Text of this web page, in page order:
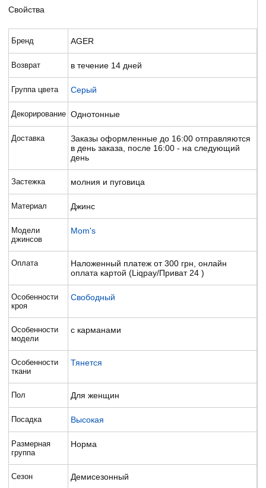
Свойства
Бренд AGER
Возврат в течение 14 дней
Группа цвета Серый
Декорирование Однотонные
Доставка
Заказы оформленные до 16:00 отправляются
в день заказа, после 16:00 - на следующий
день
Застежка молния и пуговица
Материал Джинс
Модели
джинсов
Mom's
Оплата
Наложенный платеж от 300 грн, онлайн
оплата картой (Liqpay/Приват 24 )
Особенности
кроя
Свободный
Особенности
модели
с карманами
Особенности
ткани
Тянется
Пол Для женщин
Посадка Высокая
Размерная
группа
Норма
Сезон Демисезонный